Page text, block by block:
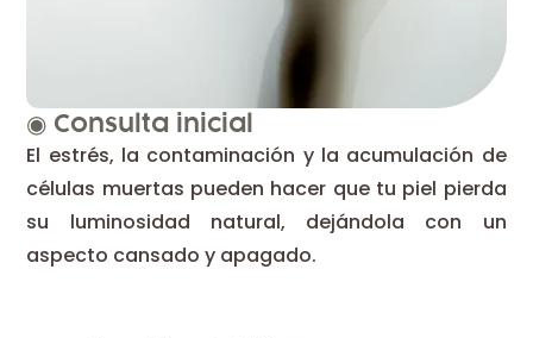
◉ Consulta inicial
El estrés, la contaminación y la acumulación de
células muertas pueden hacer que tu piel pierda
su luminosidad natural, dejándola con un
aspecto cansado y apagado.